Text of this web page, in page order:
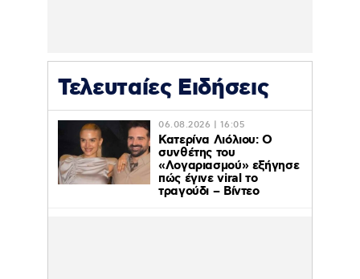
Τελευταίες Ειδήσεις
06.08.2026 | 16:05
Κατερίνα Λιόλιου: Ο
συνθέτης του
«Λογαριασμού» εξήγησε
πώς έγινε viral το
τραγούδι – Βίντεο